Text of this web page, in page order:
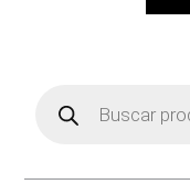
productos